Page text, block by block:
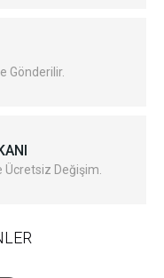
Gönderilir.
Ücretsiz Değişim.